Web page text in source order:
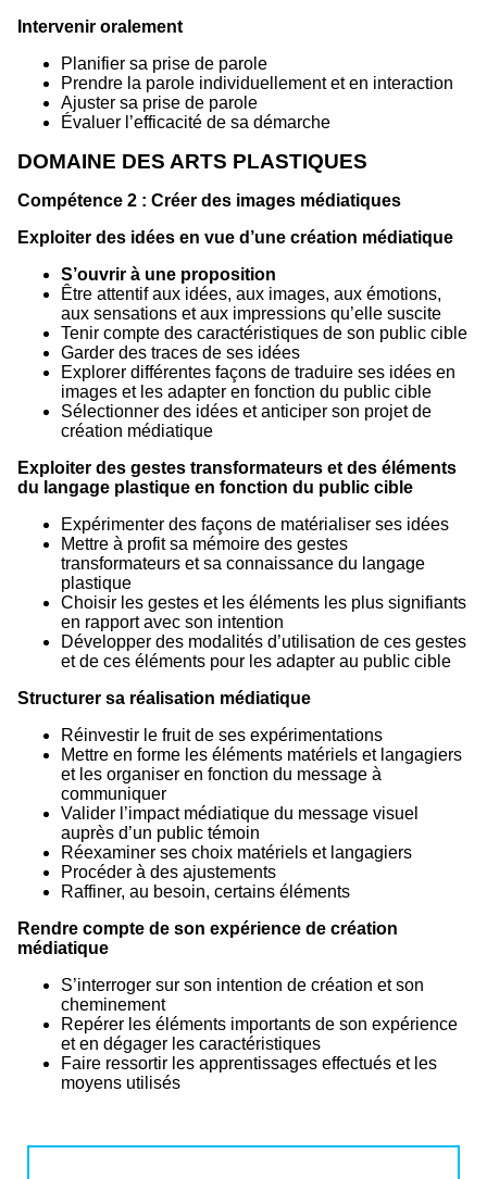
Intervenir oralement
Planifier sa prise de parole
Prendre la parole individuellement et en interaction
Ajuster sa prise de parole
Évaluer l’efficacité de sa démarche
DOMAINE DES ARTS PLASTIQUES
Compétence 2 : Créer des images médiatiques
Exploiter des idées en vue d’une création médiatique
S’ouvrir à une proposition
Être attentif aux idées, aux images, aux émotions,
aux sensations et aux impressions qu’elle suscite
Tenir compte des caractéristiques de son public cible
Garder des traces de ses idées
Explorer différentes façons de traduire ses idées en
images et les adapter en fonction du public cible
Sélectionner des idées et anticiper son projet de
création médiatique
Exploiter des gestes transformateurs et des éléments
du langage plastique en fonction du public cible
Expérimenter des façons de matérialiser ses idées
Mettre à profit sa mémoire des gestes
transformateurs et sa connaissance du langage
plastique
Choisir les gestes et les éléments les plus signifiants
en rapport avec son intention
Développer des modalités d’utilisation de ces gestes
et de ces éléments pour les adapter au public cible
Structurer sa réalisation médiatique
Réinvestir le fruit de ses expérimentations
Mettre en forme les éléments matériels et langagiers
et les organiser en fonction du message à
communiquer
Valider l’impact médiatique du message visuel
auprès d’un public témoin
Réexaminer ses choix matériels et langagiers
Procéder à des ajustements
Raffiner, au besoin, certains éléments
Rendre compte de son expérience de création
médiatique
S’interroger sur son intention de création et son
cheminement
Repérer les éléments importants de son expérience
et en dégager les caractéristiques
Faire ressortir les apprentissages effectués et les
moyens utilisés